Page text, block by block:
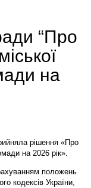
“Про
на
рішення «Про
на 2026 рік».
положень
кодексів України,